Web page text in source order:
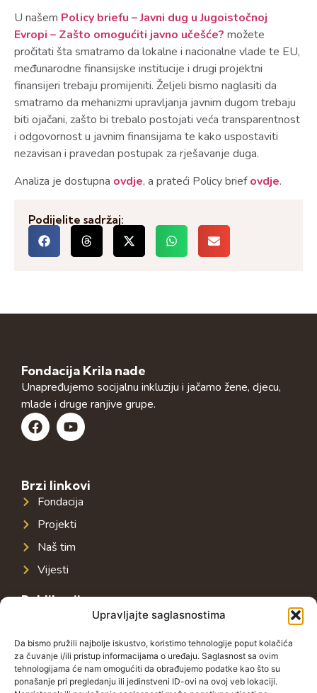
Upravljajte saglasnostima
Da bismo pružili najbolje iskustvo, koristimo tehnologije poput kolačića
za čuvanje i/ili pristup informacijama o uređaju. Saglasnost sa ovim
tehnologijama će nam omogućiti da obrađujemo podatke kao što su
ponašanje pri pregledanju ili jedinstveni ID-ovi na ovoj veb lokaciji.
U našem Policy briefu – Javni dug u Jugoistočnoj
Evropi – Zašto omogućiti javno učešće? možete
pročitati šta smatramo da lokalne i nacionalne vlade te EU,
međunarodne finansijske institucije i drugi projektni
finansijeri trebaju promijeniti. Željeli bismo naglasiti da
smatramo da mehanizmi upravljanja javnim dugom trebaju
biti ojačani, zašto bi trebalo postojati veća transparentnost
i odgovornost u javnim finansijama te kako uspostaviti
nezavisan i pravedan postupak za rješavanje duga.
Analiza je dostupna ovdje, a prateći Policy briefovdje.
Podijelite sadržaj:
Fondacija Krila nade
Unapređujemo socijalnu inkluziju i jačamo žene, djecu,
mlade i druge ranjive grupe.
Brzi linkovi
Fondacija
Projekti
Naš tim
Vijesti
Publikacije
Javna infrastruktura u jugoistočnoj Evropi
Javni dug u jugoistočnoj Evropi
Porezni sistem u jugoistočnoj Evropi
Javno-privatna partnerstva u jugoistočnoj Evropi